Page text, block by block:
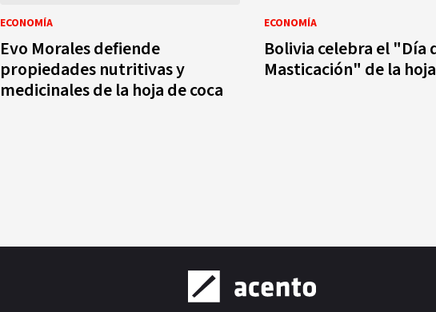
ECONOMÍA
Evo Morales defiende
propiedades nutritivas y
medicinales de la hoja de coca
ECONOMÍA
Bolivia celebra el "Día
Masticación" de la